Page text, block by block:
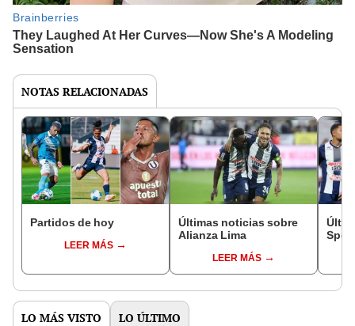
NOTAS RELACIONADAS
Partidos de hoy
LEER MÁS
Últimas noticias sobre
Alianza Lima
LEER MÁS
LO MÁS VISTO LO ÚLTIMO